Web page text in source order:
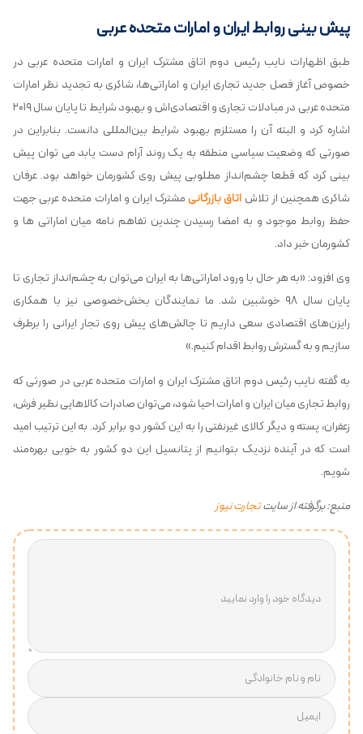
دیدگاه خود را وارد نمایید
نام و نام خانوادگی
ایمیل
پیش بینی روابط ایران و امارات متحده عربی
طبق اظهارات نایب رئیس دوم اتاق مشترک ایران و امارات متحده عربی در
خصوص آغاز فصل جدید تجاری ایران و اماراتی‌ها، شاکری به تجدید نظر امارات
متحده عربی در مبادلات تجاری و اقتصادی‌اش و بهبود شرایط تا پایان سال ۲۰۱۹
اشاره کرد و البته آن را مستلزم بهبود شرایط بین‌المللی دانست. بنابراین در
صورتی که وضعیت سیاسی منطقه به یک روند آرام دست یابد می توان پیش
بینی کرد که قطعا چشم‌انداز مطلوبی پیش روی کشورمان خواهد بود. عرفان
شاکری همچنین از تلاش اتاق بازرگانیمشترک ایران و امارات متحده عربی جهت
حفظ روابط موجود و به امضا رسیدن چندین تفاهم نامه میان اماراتی ها و
کشورمان خبر داد.
وی افزود: «به هر حال با ورود اماراتی‌ها به ایران می‌توان به چشم‌انداز تجاری تا
پایان سال ۹۸ خوشبین شد. ما نمایندگان بخش‌خصوصی نیز با همکاری
رایزن‌های اقتصادی سعی داریم تا چالش‌های پیش روی تجار ایرانی را برطرف
سازیم و به گسترش روابط اقدام کنیم.»
به گفته نایب رئیس دوم اتاق مشترک ایران و امارات متحده عربی در صورتی که
روابط تجاری میان ایران و امارات احیا شود، می‌توان صادرات کالاهایی نظیر فرش،
زعفران، پسته و دیگر کالای غیرنفتی را به این کشور دو برابر کرد. به این ترتیب امید
است که در آینده نزدیک بتوانیم از پتانسیل این دو کشور به خوبی بهره‌مند
شویم.
منبع: برگرفته از سایتتجارت نیوز